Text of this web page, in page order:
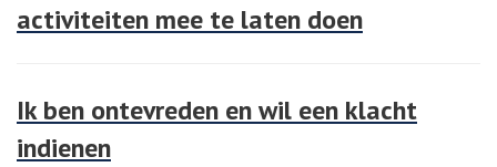
activiteiten mee te laten doen
Ik ben ontevreden en wil een klacht
indienen